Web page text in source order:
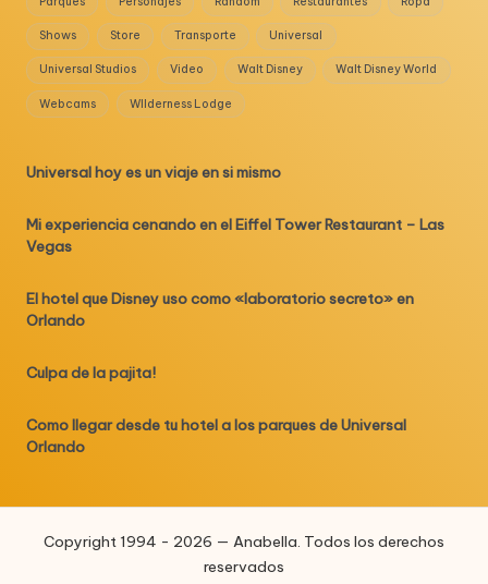
Shows Store Transporte Universal
Universal Studios Video Walt Disney Walt Disney World
Webcams WIlderness Lodge
Universal hoy es un viaje en si mismo
Mi experiencia cenando en el Eiffel Tower Restaurant – Las
Vegas
El hotel que Disney uso como «laboratorio secreto» en
Orlando
Culpa de la pajita!
Como llegar desde tu hotel a los parques de Universal
Orlando
Copyright 1994 - 2026 — Anabella. Todos los derechos
reservados